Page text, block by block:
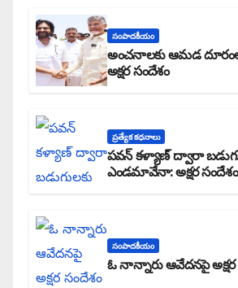
సంపాదకీయం
అంచనాలకు ఆమడ
అక్షర సందేశం
ప్రత్యేక కధనాలు
పవన్ కళ్యాణ్ ద్వారా
ఎండమావేనా: అక్షర సందేశం
సంపాదకీయం
ఓ నాన్నారు ఆవేదనపై అక్షర